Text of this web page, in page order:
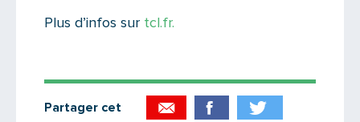
Plus d’infos sur tcl.fr.
Partager cet